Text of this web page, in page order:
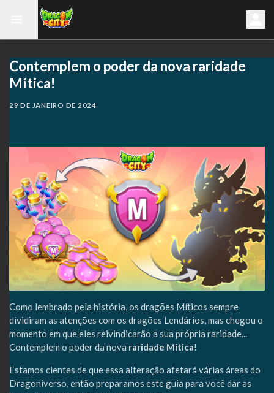
Contemplem o poder da nova raridade
Mítica!
29 DE JANEIRO DE 2024
Como lembrado pela história, os dragões Míticos sempre
dividiram as atenções com os dragões Lendários, mas chegou o
momento em que eles reivindicarão a sua própria raridade...
Contemplem o poder da nova raridade Mítica!
Estamos cientes de que essa alteração afetará várias áreas do
Dragoniverso, então preparamos este guia para você dar as